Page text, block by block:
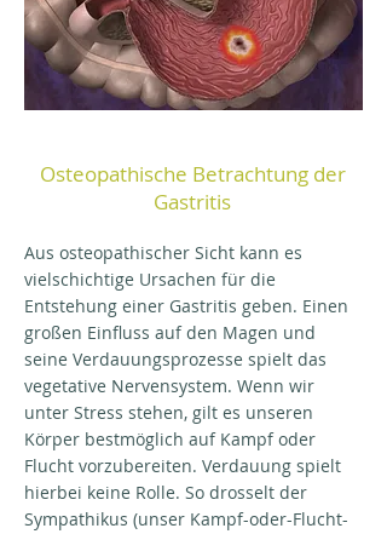
Osteopathische Betrachtung der
Gastritis
Aus osteopathischer Sicht kann es
vielschichtige Ursachen für die
Entstehung einer Gastritis geben. Einen
großen Einfluss auf den Magen und
seine Verdauungsprozesse spielt das
vegetative Nervensystem. Wenn wir
unter Stress stehen, gilt es unseren
Körper bestmöglich auf Kampf oder
Flucht vorzubereiten. Verdauung spielt
hierbei keine Rolle. So drosselt der
Sympathikus (unser Kampf-oder-Flucht-